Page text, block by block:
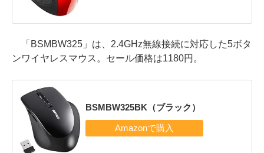
「BSMBW325」は、2.4GHz無線接続に対応した5ボタ
ンワイヤレスマウス。セール価格は1180円。
BSMBW325BK（ブラック）